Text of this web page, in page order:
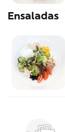
Ensaladas